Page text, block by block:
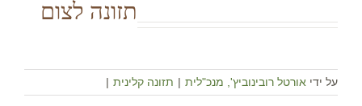
תזונה לצום
על ידי אורטל רובינוביץ', מנכ"לית | תזונה קלינית |